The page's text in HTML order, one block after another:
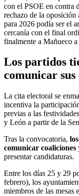
con el PSOE en contra
rechazo de la oposición
para 2026 podía ser el
cercanía con el final
finalmente a Mañueco
Los partidos
comunicar sus
La cita electoral se
incentiva la
previas a las
y León a partir de la
Tras la convocatoria,
comunicar coaliciones
presentar candidaturas.
Entre los días 25 y 29
febrero), los
miembros de las mesas